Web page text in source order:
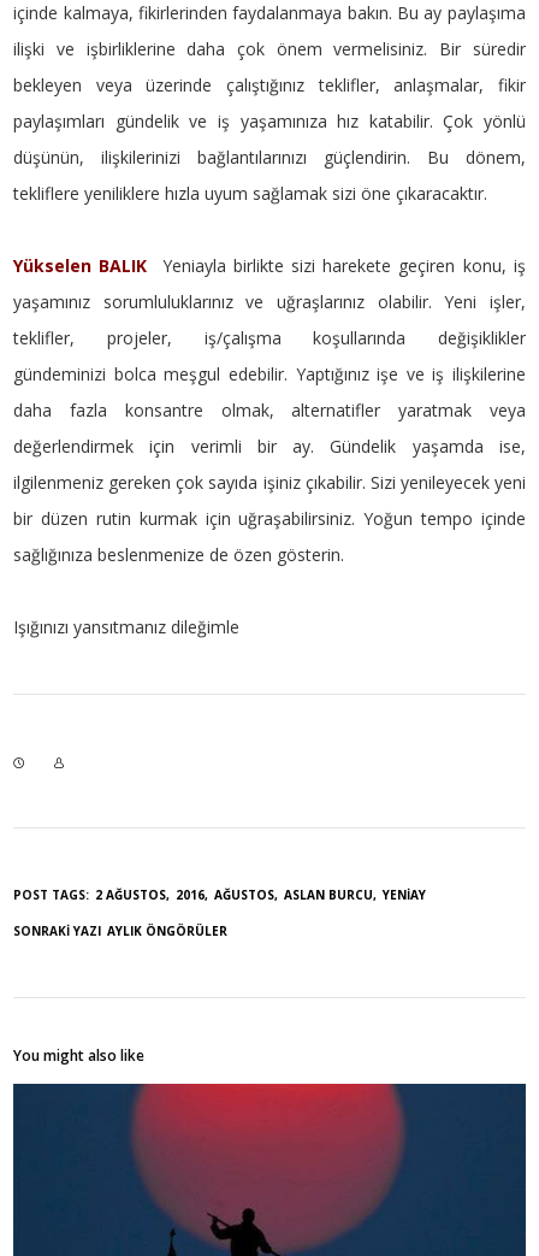
içinde kalmaya, fikirlerinden faydalanmaya bakın. Bu ay paylaşıma
ilişki ve işbirliklerine daha çok önem vermelisiniz. Bir süredir
bekleyen veya üzerinde çalıştığınız teklifler, anlaşmalar, fikir
paylaşımları gündelik ve iş yaşamınıza hız katabilir. Çok yönlü
düşünün, ilişkilerinizi bağlantılarınızı güçlendirin. Bu dönem,
tekliflere yeniliklere hızla uyum sağlamak sizi öne çıkaracaktır.
Yükselen BALIK Yeniayla birlikte sizi harekete geçiren konu, iş
yaşamınız sorumluluklarınız ve uğraşlarınız olabilir. Yeni işler,
teklifler, projeler, iş/çalışma koşullarında değişiklikler
gündeminizi bolca meşgul edebilir. Yaptığınız işe ve iş ilişkilerine
daha fazla konsantre olmak, alternatifler yaratmak veya
değerlendirmek için verimli bir ay. Gündelik yaşamda ise,
ilgilenmeniz gereken çok sayıda işiniz çıkabilir. Sizi yenileyecek yeni
bir düzen rutin kurmak için uğraşabilirsiniz. Yoğun tempo içinde
sağlığınıza beslenmenize de özen gösterin.
Işığınızı yansıtmanız dileğimle
POST TAGS: 2 AĞUSTOS 2016 AĞUSTOS ASLAN BURCU YENIAY
SONRAKI YAZI AYLIK ÖNGÖRÜLER
You might also like